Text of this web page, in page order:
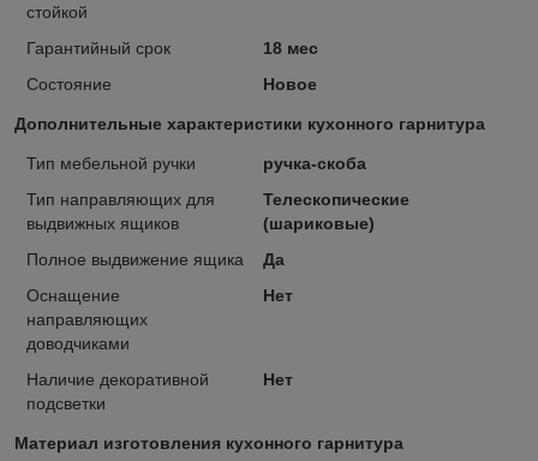
стойкой
Гарантийный срок
18 мес
Состояние
Новое
Дополнительные характеристики кухонного гарнитура
Тип мебельной ручки
ручка-скоба
Тип направляющих для
выдвижных ящиков
Телескопические
(шариковые)
Полное выдвижение ящика
Да
Оснащение
направляющих
доводчиками
Нет
Наличие декоративной
подсветки
Нет
Материал изготовления кухонного гарнитура